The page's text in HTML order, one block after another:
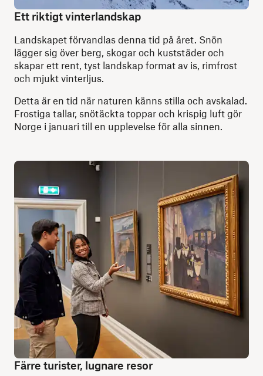
Ett riktigt vinterlandskap
Landskapet förvandlas denna tid på året. Snön
lägger sig över berg, skogar och kuststäder och
skapar ett rent, tyst landskap format av is, rimfrost
och mjukt vinterljus.
Detta är en tid när naturen känns stilla och avskalad.
Frostiga tallar, snötäckta toppar och krispig luft gör
Norge i januari till en upplevelse för alla sinnen.
Färre turister, lugnare resor